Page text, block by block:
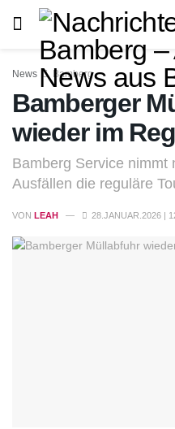
News Bamberg
Bamberger
wieder im
Bamberg Service nimmt
Ausfällen die reguläre
VON LEAH 28.JANUAR.2026 |